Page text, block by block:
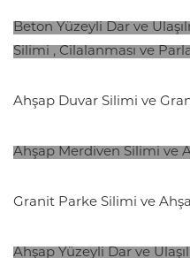
Beton Yüzeyli Dar ve
Silimi , Cilalanması ve
Ahşap Duvar Silimi ve
Ahşap Merdiven Silimi ve
Granit Parke Silimi ve
Ahşap Yüzeyli Dar ve